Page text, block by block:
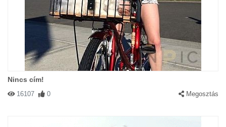
Nincs cím!
16107 0 Megosztás